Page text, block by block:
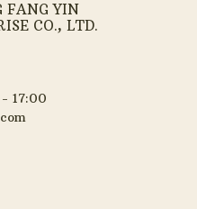
FANG YIN
CO., LTD.
17:00